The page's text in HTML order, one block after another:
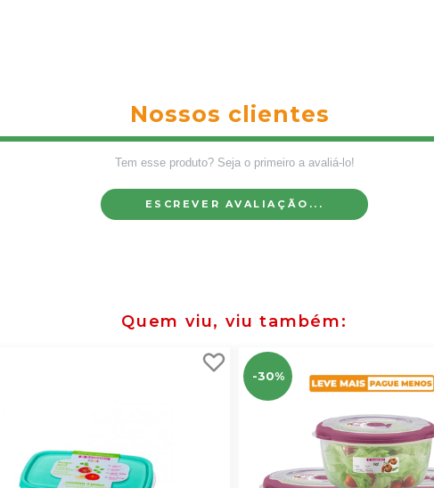
Nossos clientes
Tem esse produto? Seja o primeiro a avaliá-lo!
ESCREVER AVALIAÇÃO...
Quem viu, viu também
-30%